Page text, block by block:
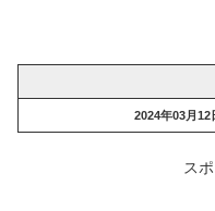
2024年03月
ス